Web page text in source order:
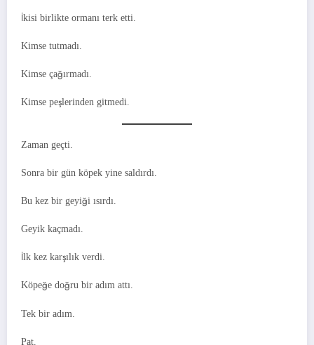
İkisi birlikte ormanı terk etti.
Kimse tutmadı.
Kimse çağırmadı.
Kimse peşlerinden gitmedi.
Zaman geçti.
Sonra bir gün köpek yine saldırdı.
Bu kez bir geyiği ısırdı.
Geyik kaçmadı.
İlk kez karşılık verdi.
Köpeğe doğru bir adım attı.
Tek bir adım.
Pat.